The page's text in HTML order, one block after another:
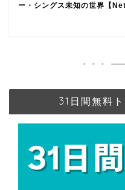
ー・シングス未知の世界【
31日間無料